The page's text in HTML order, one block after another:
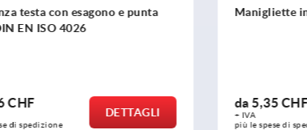
in acciaio sezione rotonda
CHF
di spedizione
DETTAGLI
Maniglie a
da49,62
+ IVA
più le spese di